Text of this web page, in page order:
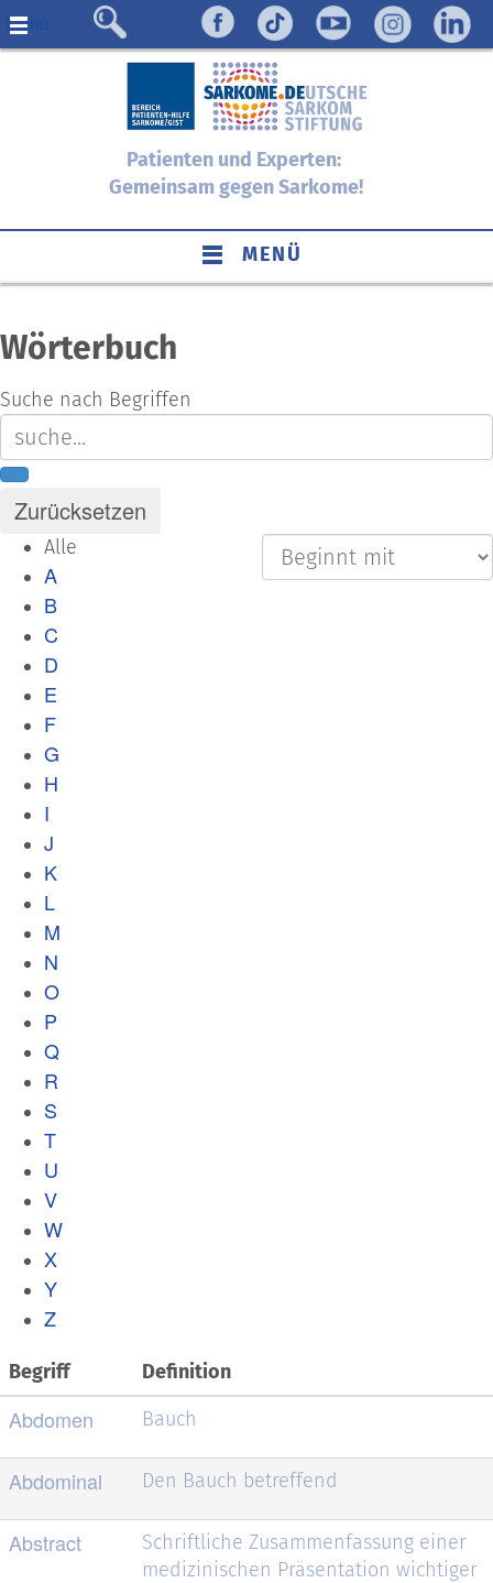
Menü
Patienten und Experten:
Gemeinsam gegen Sarkome!
MENÜ
Wörterbuch
Suche nach Begriffen
Alle
A
B
C
D
E
F
G
H
I
J
K
L
M
N
O
P
Q
R
S
T
U
V
W
X
Y
Z
Begriff Definition
Abdomen Bauch
Abdominal Den Bauch betreffend
Abstract
Schriftliche Zusammenfassung einer
medizinischen Präsentation wichtiger